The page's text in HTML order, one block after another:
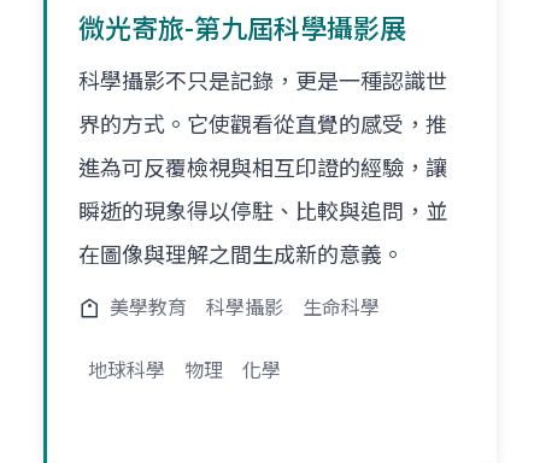
微光寄旅-第九屆科學攝影展
科學攝影不只是記錄，更是一種認識世
界的方式。它使觀看從直覺的感受，推
進為可反覆檢視與相互印證的經驗，讓
瞬逝的現象得以停駐、比較與追問，並
在圖像與理解之間生成新的意義。
美學教育 科學攝影 生命科學
地球科學 物理 化學